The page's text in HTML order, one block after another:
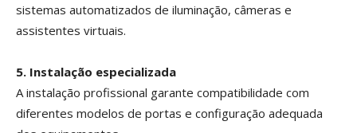
sistemas automatizados de iluminação, câmeras e
assistentes virtuais.
5. Instalação especializada
A instalação profissional garante compatibilidade com
diferentes modelos de portas e configuração adequada